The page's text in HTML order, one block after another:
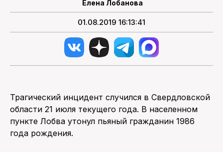
Елена Лобанова
01.08.2019 16:13:41
Трагический инцидент случился в Свердловской
области 21 июля текущего года. В населенном
пункте Лобва утонул пьяный гражданин 1986
года рождения.